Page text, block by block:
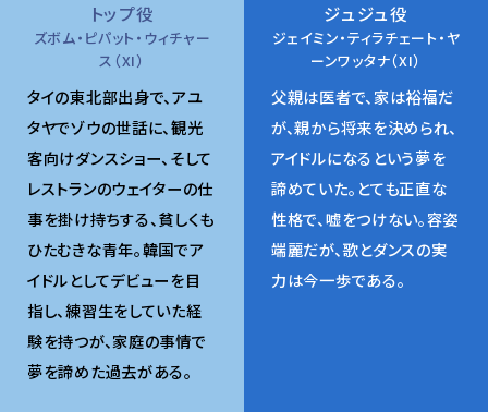
トップ役
ズボム・ピパット・ウィチャー
ス（XI）
タイの東北部出身で、アユ
タヤでゾウの世話に、観光
客向けダンスショー、そして
レストランのウェイターの仕
事を掛け持ちする、貧しくも
ひたむきな青年。韓国でア
イドルとしてデビューを目
指し、練習生をしていた経
験を持つが、家庭の事情で
夢を諦めた過去がある。
ジュジュ役
ジェイミン・ティラチェート・ヤ
ーンワッタナ（XI）
父親は医者で、家は裕福だ
が、親から将来を決められ、
アイドルになるという夢を
諦めていた。とても正直な
性格で、嘘をつけない。容姿
端麗だが、歌とダンスの実
力は今一歩である。